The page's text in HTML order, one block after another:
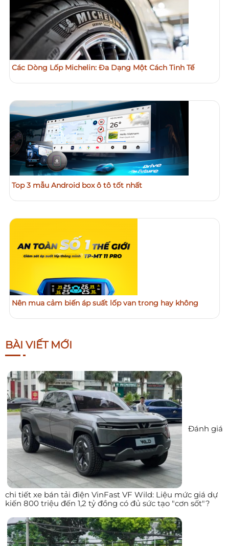
Các Dòng Lốp Michelin: Đa Dạng Một Cách Tinh Tế
Top 3 mẫu Android box ô tô tốt nhất
Nên mua cảm biến áp suất lốp van trong hay không
BÀI VIẾT MỚI
Đánh giá
chi tiết xe bán tải điện VinFast VF Wild: Liệu mức giá dự
kiến 800 triệu đến 1,2 tỷ đồng có đủ sức tạo "cơn sốt"?